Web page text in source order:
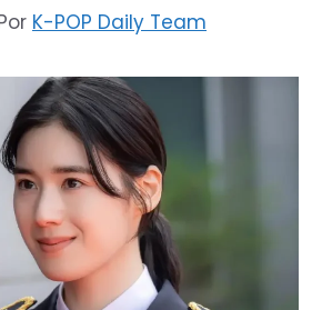
K-POP Daily Team